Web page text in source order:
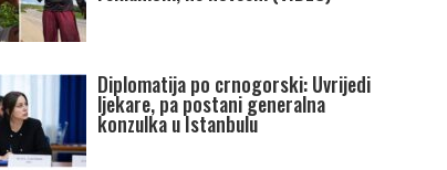
Diplomatija po crnogorski: Uvrijedi
ljekare, pa postani generalna
konzulka u Istanbulu